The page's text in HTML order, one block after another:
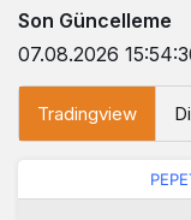
Son Güncelleme
07.08.2026
Tradingview